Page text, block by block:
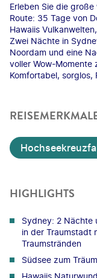
Erleben Sie die
Route: 35 Tage von
Hawaiis
Zwei Nächte in
Noordam und eine
voller Wow-Momente
Komfortabel, sorglos,
HIGHLIGHTS
Sydney: 2 Nächte
in der Traumstadt
Traumstränden
Südsee zum
Hawaiis